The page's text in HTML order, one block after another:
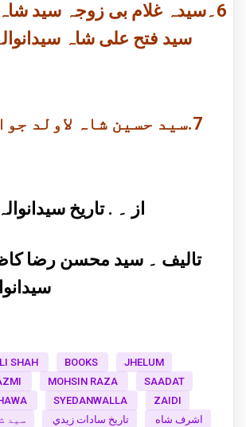
6۔سیدہ غلام بی زوجہ سید
سید فتح علی شاہ
7.سید حسین شاہ لاولد
از ۔ . تاریخ
تالیف ۔ سید محسن رضا
SHAH BOOKS
JHELUM
MOHSIN RAZA
SAADAT
SYEDANWALLA
ZAIDI
اشرف شاه
تاريخ سادات زيدي
سید